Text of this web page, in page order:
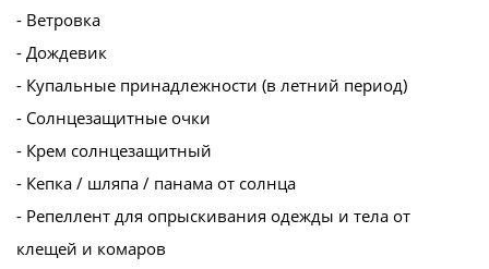
- Ветровка
- Дождевик
- Купальные принадлежности (в летний период)
- Солнцезащитные очки
- Крем солнцезащитный
- Кепка / шляпа / панама от солнца
- Репеллент для опрыскивания одежды и тела от
клещей и комаров